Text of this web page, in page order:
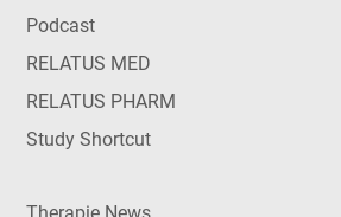
Podcast
RELATUS MED
RELATUS PHARM
Study Shortcut
Therapie News